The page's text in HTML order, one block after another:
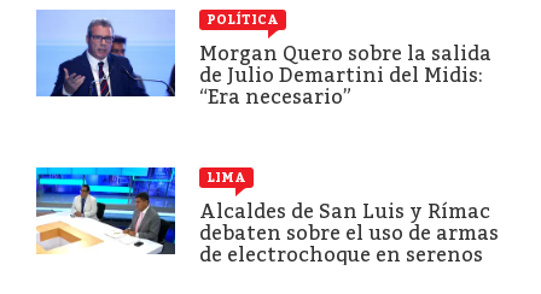
POLÍTICA
Morgan Quero sobre la salida
de Julio Demartini del Midis:
“Era necesario”
LIMA
Alcaldes de San Luis y Rímac
debaten sobre el uso de armas
de electrochoque en serenos